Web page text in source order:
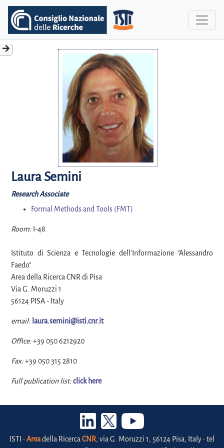
Laura Semini
Research Associate
Formal Methods and Tools (FMT)
Room: I-48
Istituto di Scienza e Tecnologie dell'Informazione "Alessandro
Faedo"
Area della Ricerca CNR di Pisa
Via G. Moruzzi 1
56124 PISA - Italy
email: laura.semini@isti.cnr.it
Office:+39 050 6212920
Fax:+39 050 315 2810
Full publication list:click here
ISTI • Areadella RicercaCNR, via G. Moruzzi 1, 56124 Pisa, Italy • tel